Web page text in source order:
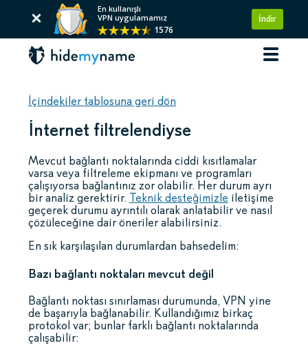
En kullanışlı
VPN uygulamamız
1576
İndir
İçindekiler tablosuna geri dön
İnternet filtrelendiyse
Mevcut bağlantı noktalarında ciddi kısıtlamalar
varsa veya filtreleme ekipmanı ve programları
çalışıyorsa bağlantınız zor olabilir. Her durum ayrı
bir analiz gerektirir. Teknik desteğimizle iletişime
geçerek durumu ayrıntılı olarak anlatabilir ve nasıl
çözüleceğine dair öneriler alabilirsiniz.
En sık karşılaşılan durumlardan bahsedelim:
Bazı bağlantı noktaları mevcut değil
Bağlantı noktası sınırlaması durumunda, VPN yine
de başarıyla bağlanabilir. Kullandığımız birkaç
protokol var; bunlar farklı bağlantı noktalarında
çalışabilir: